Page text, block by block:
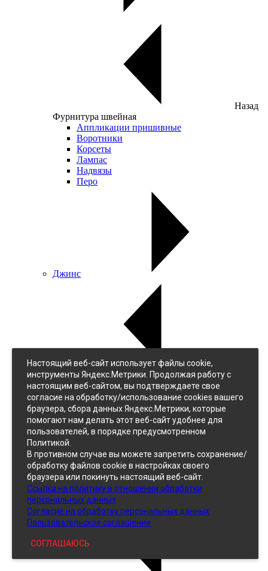
Назад
Фурнитура швейная
Аппликации пришивные
Воротники
Корсеты
Лампас
Надвязы
Перо
Джинс
Джинс
Однотонный
Принтованный
Кожзам
Настоящий веб-сайт использует файлы cookie,
инструменты Яндекс.Метрики. Продолжая работу с
настоящим веб-сайтом, вы подтверждаете свое
согласие на обработку/использование cookies вашего
браузера, сбора данных Яндекс.Метрики, которые
помогают нам делать этот веб-сайт удобнее для
пользователей, в порядке предусмотренном
Политикой.
В противном случае вы можете запретить сохранение/
обработку файлов cookie в настройках своего
браузера или покинуть настоящий веб-сайт.
Ссылка на политику в отношении обработки
персональных данных
Согласие на обработку персональных данных
Пользовательское соглашение
СОГЛАШАЮСЬ